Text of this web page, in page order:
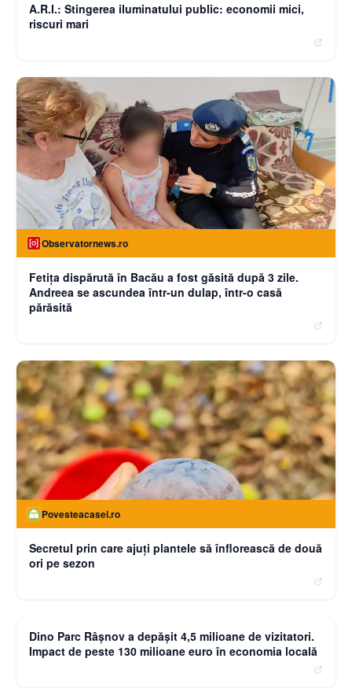
A.R.I.: Stingerea iluminatului public: economii mici,
riscuri mari
Observatornews.ro
Fetiţa dispărută în Bacău a fost găsită după 3 zile.
Andreea se ascundea într-un dulap, într-o casă
părăsită
Povesteacasei.ro
Secretul prin care ajuți plantele să înflorească de două
ori pe sezon
Dino Parc Râșnov a depășit 4,5 milioane de vizitatori.
Impact de peste 130 milioane euro în economia locală